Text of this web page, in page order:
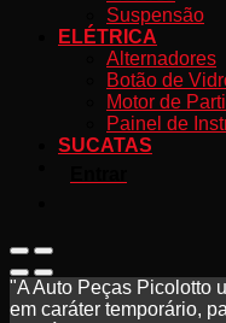
Suspensão
ELÉTRICA
Alternadores
Botão de
Motor de
Painel de
SUCATAS
"A Auto Peças Picolotto
em caráter temporário,